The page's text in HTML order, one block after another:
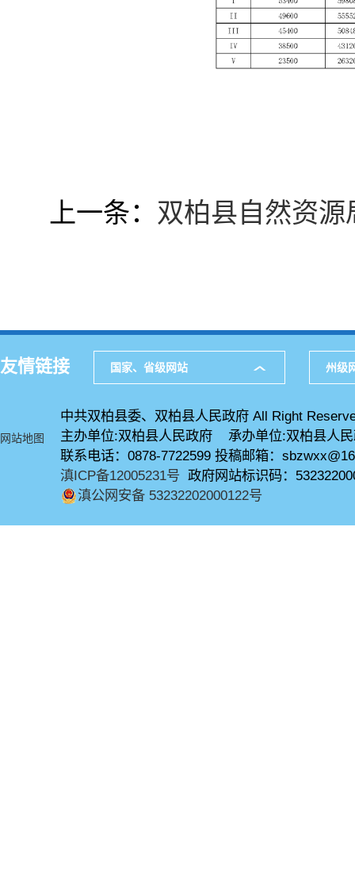
上一条： 双柏县自然资
友情链接 国家、省级网站 州级
网站地图
中共双柏县委、双柏县人民政府 All Right
主办单位:双柏县人民政府 承办单位:双柏县人
联系电话：0878-7722599 投稿邮箱：
滇ICP备12005231号 政府网站标识码：
滇公网安备 53232202000122号